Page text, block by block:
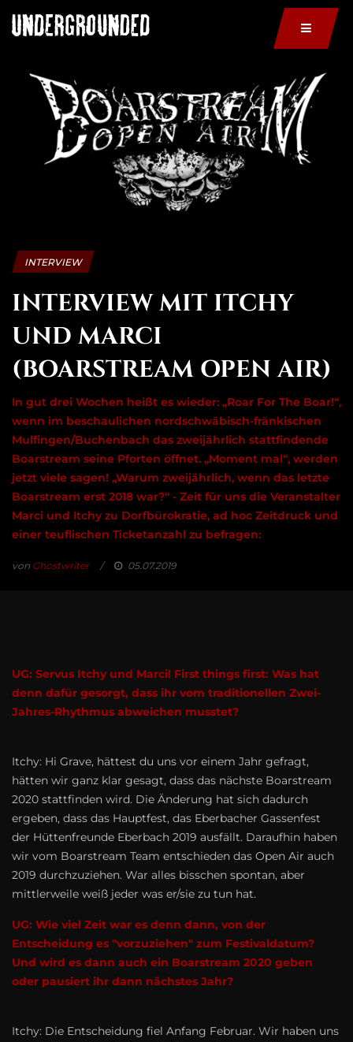
INTERVIEW
INTERVIEW MIT ITCHY
UND MARCI
(BOARSTREAM OPEN AIR)
In gut drei Wochen heißt es wieder: „Roar For The Boar!“,
wenn im beschaulichen nordschwäbisch-fränkischen
Mulfingen/Buchenbach das zweijährlich stattfindende
Boarstream seine Pforten öffnet. „Moment mal“, werden
jetzt viele sagen! „Warum zweijährlich, wenn das letzte
Boarstream erst 2018 war?“ - Zeit für uns die Veranstalter
Marci und Itchy zu Dorfbürokratie, ad hoc Zeitdruck und
einer teuflischen Ticketanzahl zu befragen:
von Ghostwriter 05.07.2019
UG: Servus Itchy und Marci! First things first: Was hat
denn dafür gesorgt, dass ihr vom traditionellen Zwei-
Jahres-Rhythmus abweichen musstet?
Itchy: Hi Grave, hättest du uns vor einem Jahr gefragt,
hätten wir ganz klar gesagt, dass das nächste Boarstream
2020 stattfinden wird. Die Änderung hat sich dadurch
ergeben, dass das Hauptfest, das Eberbacher Gassenfest
der Hüttenfreunde Eberbach 2019 ausfällt. Daraufhin haben
wir vom Boarstream Team entschieden das Open Air auch
2019 durchzuziehen. War alles bisschen spontan, aber
mittlerweile weiß jeder was er/sie zu tun hat.
UG: Wie viel Zeit war es denn dann, von der
Entscheidung es "vorzuziehen" zum Festivaldatum?
Und wird es dann auch ein Boarstream 2020 geben
oder pausiert ihr dann nächstes Jahr?
Itchy: Die Entscheidung fiel Anfang Februar. Wir haben uns